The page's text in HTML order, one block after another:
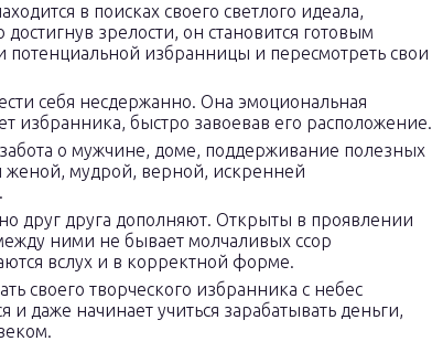
в поисках своего светлого идеала,
зрелости, он становится готовым
потенциальной избранницы и пересмотреть свои
себя несдержанно. Она эмоциональная
избранника, быстро завоевав его расположение.
о мужчине, доме, поддерживание полезных
женой, мудрой, верной, искренней
друг друга дополняют. Открыты в проявлении
ними не бывает молчаливых ссор
вслух и в корректной форме.
своего творческого избранника с небес
даже начинает учиться зарабатывать деньги,